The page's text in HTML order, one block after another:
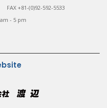
+81-(0)92-592-5533
- 5 pm